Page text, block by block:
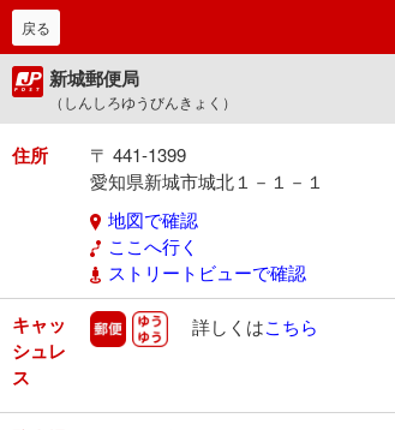
戻る
新城郵便局
（しんしろゆうびんきょく）
住所
〒 441-1399
愛知県新城市城北１－１－１
地図で確認
ここへ行く
ストリートビューで確認
キャッ
シュレ
ス
郵便 ゆうゆう
詳しくはこちら